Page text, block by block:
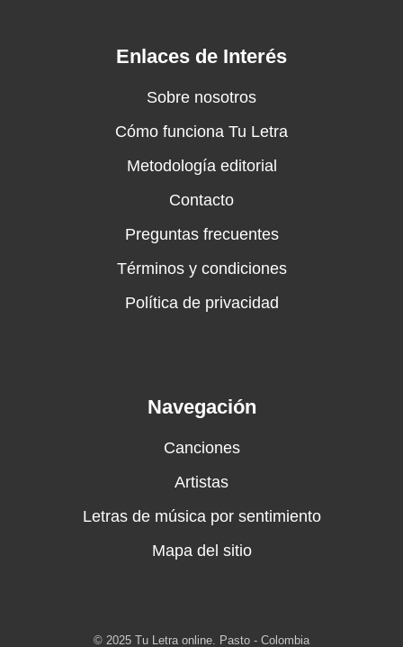
Enlaces de Interés
Sobre nosotros
Cómo funciona Tu Letra
Metodología editorial
Contacto
Preguntas frecuentes
Términos y condiciones
Política de privacidad
Navegación
Canciones
Artistas
Letras de música por sentimiento
Mapa del sitio
© 2025 Tu Letra online. Pasto - Colombia